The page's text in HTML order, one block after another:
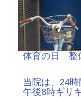
体育の日 整
当院は、24
午後8時ギリ